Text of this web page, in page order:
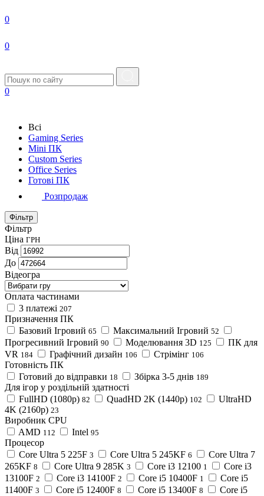
0
0
0
Всі
Gaming Series
Mini ПК
Custom Series
Office Series
Готові ПК
Розпродаж
Фільтр
Фільтр
Ціна ГРН
Від
До
Відеогра
Оплата частинами
3 платежі 207
Призначення ПК
Базовий Ігровий 65 Максимальний Ігровий 52
Прогресивний Ігровий 90 Моделювання 3D 125
ПК для
VR 184 Графічний дизайн 106 Стрімінг 106
Готовність ПК
Готовий до відправки 18 Збірка 3-5 днів 189
Для ігор у роздільній здатності
FullHD (1080p) 82 QuadHD 2K (1440p) 102
UltraHD
4K (2160p) 23
Виробник CPU
AMD 112 Intel 95
Процесор
Core Ultra 5 225F 3 Core Ultra 5 245KF 6
Core Ultra 7
265KF 8 Core Ultra 9 285K 3 Core i3 12100 1
Core i3
13100F 2 Core i3 14100F 2 Core i5 10400F 1
Core i5
11400F 3 Core i5 12400F 8 Core i5 13400F 8
Core i5